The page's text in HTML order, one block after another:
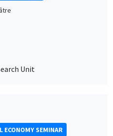
Unit
SEMINAR